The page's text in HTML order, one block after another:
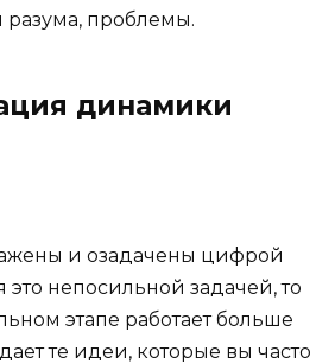
проблемы.
динамики
и озадачены цифрой
это непосильной задачей, то
этапе работает больше
те идеи, которые вы часто